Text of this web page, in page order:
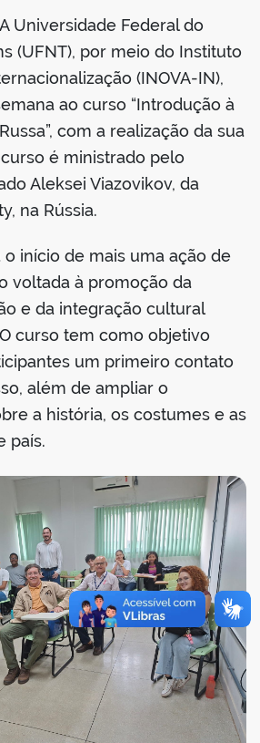
Universidade Federal do
(UFNT), por meio do Instituto
(INOVA-IN),
ao curso “Introdução à
com a realização da sua
é ministrado pelo
Aleksei Viazovikov, da
na Rússia.
o início de mais uma ação de
voltada à promoção da
e da integração cultural
curso tem como objetivo
um primeiro contato
além de ampliar o
a história, os costumes e as
país.